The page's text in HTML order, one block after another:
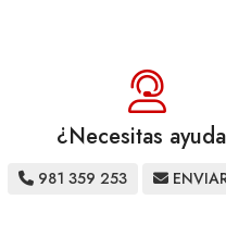
¿Necesitas
981 359 253